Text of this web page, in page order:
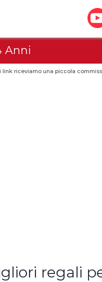
Anni
riceviamo una piccola
regali